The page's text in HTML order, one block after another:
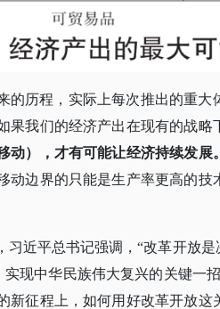
的历程，实际上每次推出的重
果我们的经济产出在现有的战略
动），才有可能让经济持续发展。
动边界的只能是生产率更高的
习近平总书记强调，“改革开放
实现中华民族伟大复兴的关键一
新征程上，如何用好改革开放